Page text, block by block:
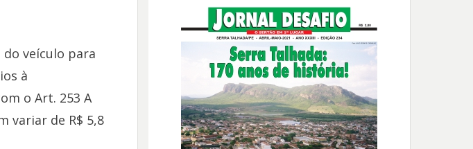
veículo para
à
o Art. 253 A
variar de R$ 5,8